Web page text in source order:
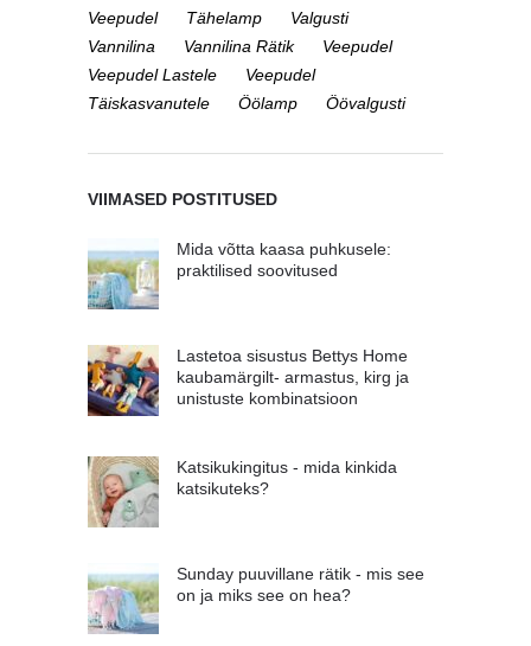
Veepudel
Tähelamp
Valgusti
Vannilina
Vannilina Rätik
Veepudel
Veepudel Lastele
Veepudel
Täiskasvanutele
Öölamp Öövalgusti
VIIMASED POSTITUSED
Mida võtta kaasa puhkusele:
praktilised soovitused
Lastetoa sisustus Bettys Home
kaubamärgilt- armastus, kirg ja
unistuste kombinatsioon
Katsikukingitus - mida kinkida
katsikuteks?
Sunday puuvillane rätik - mis see
on ja miks see on hea?